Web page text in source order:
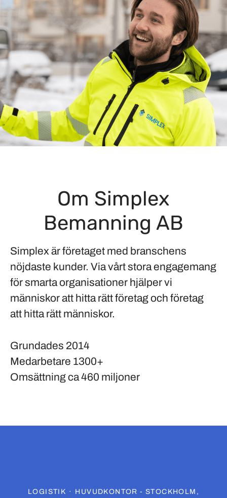
Om Simplex
Bemanning AB
Simplex är företaget med branschens
nöjdaste kunder. Via vårt stora engagemang
för smarta organisationer hjälper vi
människor att hitta rätt företag och företag
att hitta rätt människor.
Grundades 2014
Medarbetare 1300+
Omsättningca 460 miljoner
LOGISTIK ·
HUVUDKONTOR - STOCKHOLM,